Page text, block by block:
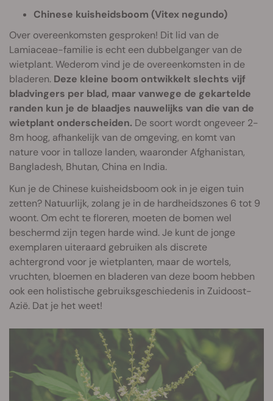
Chinese kuisheidsboom (Vitex negundo)
Over overeenkomsten gesproken! Dit lid van de
Lamiaceae-familie is echt een dubbelganger van de
wietplant. Wederom vind je de overeenkomsten in de
bladeren. Deze kleine boom ontwikkelt slechts vijf
bladvingers per blad, maar vanwege de gekartelde
randen kun je de blaadjes nauwelijks van die van de
wietplant onderscheiden. De soort wordt ongeveer 2-
8m hoog, afhankelijk van de omgeving, en komt van
nature voor in talloze landen, waaronder Afghanistan,
Bangladesh, Bhutan, China en India.
Kun je de Chinese kuisheidsboom ook in je eigen tuin
zetten? Natuurlijk, zolang je in de hardheidszones 6 tot 9
woont. Om echt te floreren, moeten de bomen wel
beschermd zijn tegen harde wind. Je kunt de jonge
exemplaren uiteraard gebruiken als discrete
achtergrond voor je wietplanten, maar de wortels,
vruchten, bloemen en bladeren van deze boom hebben
ook een holistische gebruiksgeschiedenis in Zuidoost-
Azië. Dat je het weet!